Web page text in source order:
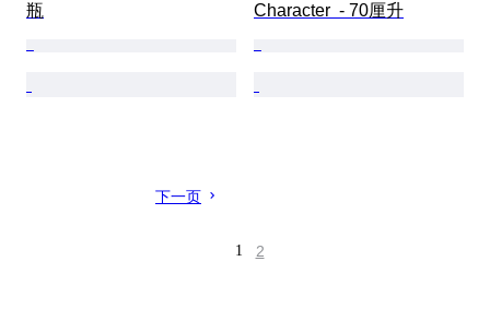
瓶
Character  - 70厘升
下一页
1 2